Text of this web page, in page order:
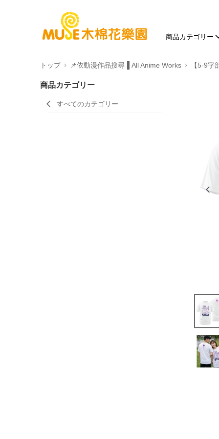
商品カテゴリー
トップ 📌依動漫作品搜尋▐ All Anime Works 【5-9字
商品カテゴリー
すべてのカテゴリー